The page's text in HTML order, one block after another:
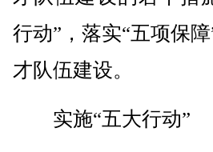
行动”，落实“五项保
才队伍建设。
实施“五大行动”